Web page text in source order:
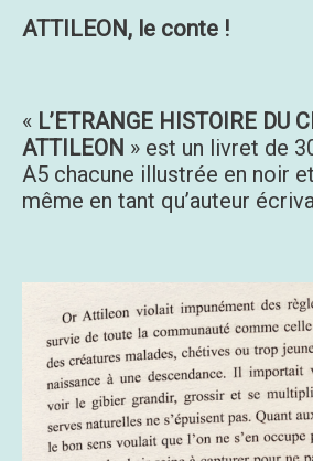
ATTILEON, le conte !
« L’ETRANGE HISTOIRE DU
ATTILEON » est un livret de
A5 chacune illustrée en noir
même en tant qu’auteur